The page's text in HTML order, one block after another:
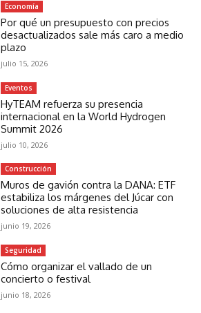
Economía
Por qué un presupuesto con precios
desactualizados sale más caro a medio
plazo
julio 15, 2026
Eventos
HyTEAM refuerza su presencia
internacional en la World Hydrogen
Summit 2026
julio 10, 2026
Construcción
Muros de gavión contra la DANA: ETF
estabiliza los márgenes del Júcar con
soluciones de alta resistencia
junio 19, 2026
Seguridad
Cómo organizar el vallado de un
concierto o festival
junio 18, 2026